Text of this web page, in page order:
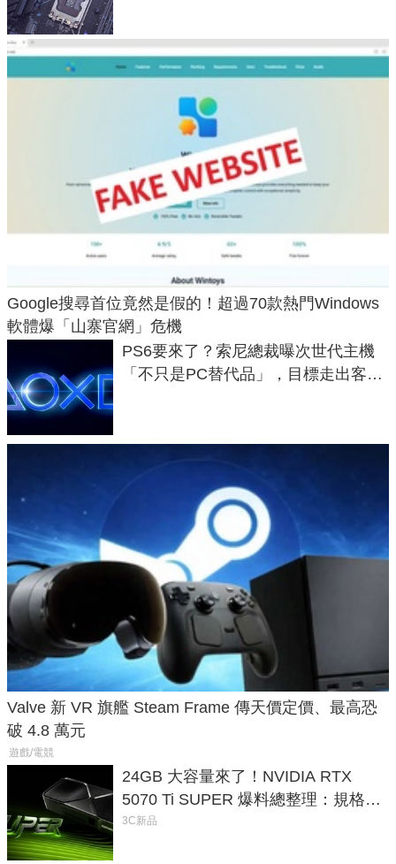
Google搜尋首位竟然是假的！超過70款熱門Windows
軟體爆「山寨官網」危機
PS6要來了？索尼總裁曝次世代主機
「不只是PC替代品」，目標走出客
Valve 新 VR 旗艦 Steam Frame 傳天價定價、最高恐
破 4.8 萬元
遊戲/電競
24GB 大容量來了！NVIDIA RTX
5070 Ti SUPER 爆料總整理：規格、
功耗、上市時間
3C新品